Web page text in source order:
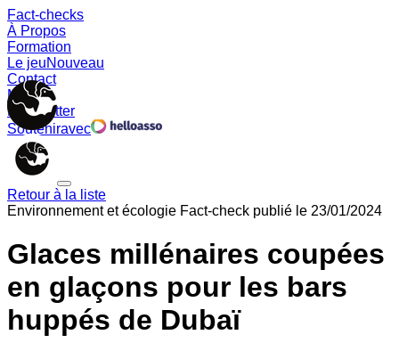
Fact-checks
À Propos
Formation
Le jeuNouveau
Contact
Memes
Newsletter
Souteniravec
Retour à la liste
Environnement et écologie Fact-check publié le 23/01/2024
Glaces millénaires coupées
en glaçons pour les bars
huppés de Dubaï